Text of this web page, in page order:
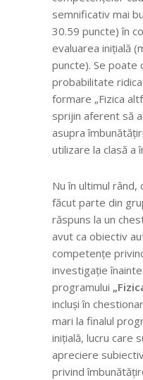
semnificativ mai
30.59 puncte) în
evaluarea inițială
puncte). Se poate
probabilitate
formare „Fizica
sprijin aferent să
asupra
utilizare la clasă a
Nu în ultimul rând,
făcut parte din
răspuns la un
avut ca obiectiv
competențe
investigație
programului
incluși în
mari la finalul
inițială, lucru care
apreciere
privind